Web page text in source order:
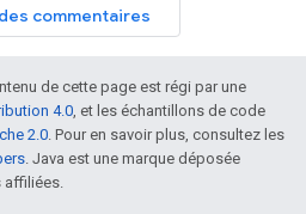
commentaires
de cette page est régi par une
4.0, et les échantillons de code
2.0. Pour en savoir plus, consultez les
. Java est une marque déposée
affiliées.